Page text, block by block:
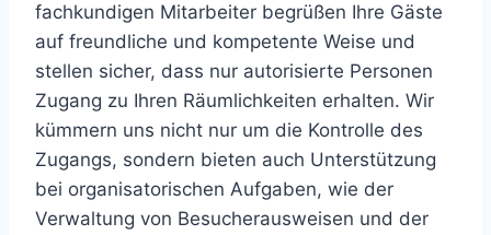
fachkundigen Mitarbeiter begrüßen Ihre Gäste
auf freundliche und kompetente Weise und
stellen sicher, dass nur autorisierte Personen
Zugang zu Ihren Räumlichkeiten erhalten. Wir
kümmern uns nicht nur um die Kontrolle des
Zugangs, sondern bieten auch Unterstützung
bei organisatorischen Aufgaben, wie der
Verwaltung von Besucherausweisen und der